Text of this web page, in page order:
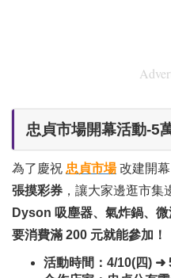
忠貞市場開幕活動-5
為了慶祝 忠貞市場 改建開
張摸彩券 ，讓大家邊逛市
Dyson 吸塵器、氣炸鍋、
要消費滿 200 元就能參加！
活動時間：4/10(四) ➜